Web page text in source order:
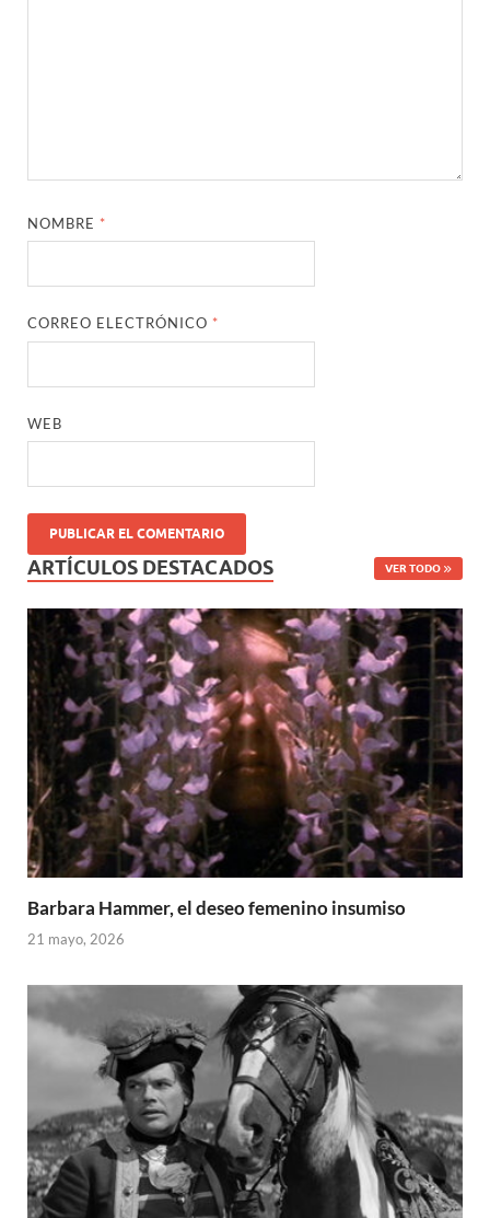
NOMBRE *
CORREO ELECTRÓNICO *
WEB
ARTÍCULOS DESTACADOS VER TODO
Barbara Hammer, el deseo femenino insumiso
21 mayo, 2026